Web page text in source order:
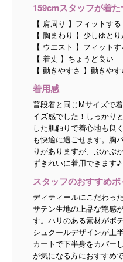
159cmスタッフが着
【 肩周り 】フィットする
【 胸まわり 】少しゆと
【 ウエスト 】フィットす
【 着丈 】ちょうど良い
【 動きやすさ 】動きや
着用感
普段着と同じMサイズで
イズ感でした！しっかり
した肌触りで着心地も良
も快適に過ごせます。胸
りがありますが、ぶかぶ
ずきれいに着用できます♪
スタッフのおすすめポ
ディティールにこだわっ
サテン生地の上品な艶感
す。ハリのある素材がボ
シュクールデザインが上
カートで下半身をカバー
が気になる方におすすめ